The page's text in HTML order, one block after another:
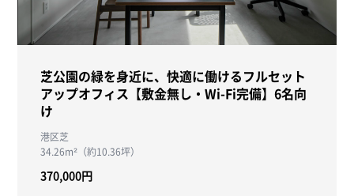
芝公園の緑を身近に、快適に働けるフルセット
アップオフィス【敷金無し・Wi-Fi完備】6名向
け
港区芝
34.26m²（約10.36坪）
370,000円